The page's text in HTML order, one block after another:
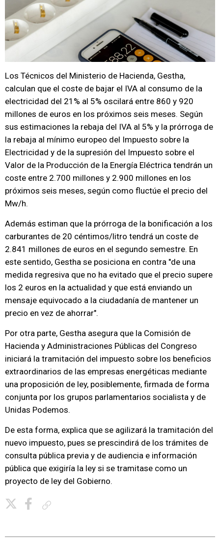
Los Técnicos del Ministerio de Hacienda, Gestha,
calculan que el coste de bajar el IVA al consumo de la
electricidad del 21% al 5% oscilará entre 860 y 920
millones de euros en los próximos seis meses. Según
sus estimaciones la rebaja del IVA al 5% y la prórroga de
la rebaja al mínimo europeo del Impuesto sobre la
Electricidad y de la supresión del Impuesto sobre el
Valor de la Producción de la Energía Eléctrica tendrán un
coste entre 2.700 millones y 2.900 millones en los
próximos seis meses, según como fluctúe el precio del
Mw/h.
Además estiman que la prórroga de la bonificación a los
carburantes de 20 céntimos/litro tendrá un coste de
2.841 millones de euros en el segundo semestre. En
este sentido, Gestha se posiciona en contra "de una
medida regresiva que no ha evitado que el precio supere
los 2 euros en la actualidad y que está enviando un
mensaje equivocado a la ciudadanía de mantener un
precio en vez de ahorrar".
Por otra parte, Gestha asegura que la Comisión de
Hacienda y Administraciones Públicas del Congreso
iniciará la tramitación del impuesto sobre los beneficios
extraordinarios de las empresas energéticas mediante
una proposición de ley, posiblemente, firmada de forma
conjunta por los grupos parlamentarios socialista y de
Unidas Podemos.
De esta forma, explica que se agilizará la tramitación del
nuevo impuesto, pues se prescindirá de los trámites de
consulta pública previa y de audiencia e información
pública que exigiría la ley si se tramitase como un
proyecto de ley del Gobierno.